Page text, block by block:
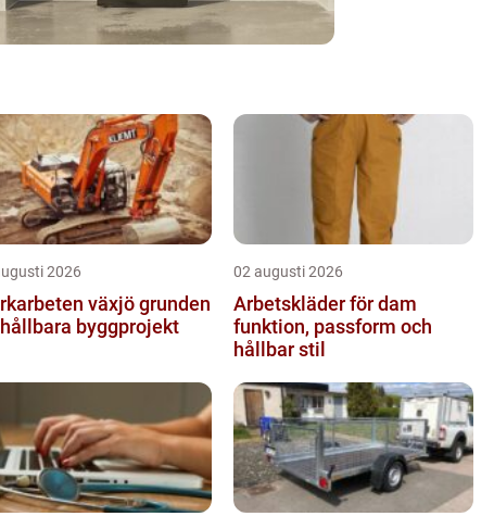
2026
växjö grunden
byggprojekt
02 augusti 2026
Arbetskläder för dam
funktion, passform och
hållbar stil